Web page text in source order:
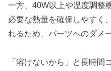
一方、40W以上や温度調整
必要な熱量を確保しやすく
れるため、パーツへのダメ
「溶けないから」と長時間